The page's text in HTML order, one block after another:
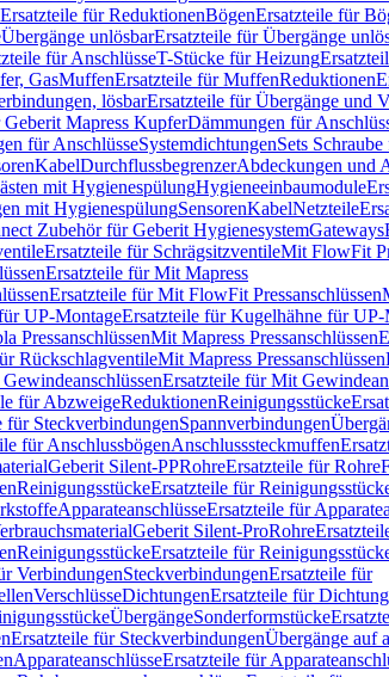
Ersatzteile für ReduktionenBögenErsatzteile für
Übergänge unlösbarErsatzteile für Übergänge
für AnschlüsseT-Stücke für Heizung
GasMuffenErsatzteile für MuffenReduktionen
lösbarErsatzteile für Übergänge und
Mapress KupferDämmungen für
für AnschlüsseSystemdichtungenSets
KabelDurchflussbegrenzerAbdeckungen und
mit HygienespülungHygieneeinbaumodule
mit HygienespülungSensorenKabelNetzteile
Zubehör für Geberit HygienesystemGateways
Ersatzteile für SchrägsitzventileMit FlowFit
Ersatzteile für Mit Mapress
Ersatzteile für Mit FlowFit Pressanschlüssen
UP-MontageErsatzteile für Kugelhähne für UP-
PressanschlüssenMit Mapress Pressanschlüssen
RückschlagventileMit Mapress Pressanschlüssen
Ersatzteile für Mit
für AbzweigeReduktionenReinigungsstücke
für SteckverbindungenSpannverbindungen
für AnschlussbögenAnschlusssteckmuffen
Geberit Silent-PPRohreErsatzteile für Rohre
ReinigungsstückeErsatzteile für
ApparateanschlüsseErsatzteile für
Geberit Silent-ProRohre
ReinigungsstückeErsatzteile für
VerbindungenSteckverbindungenErsatzteile für
VerschlüsseDichtungenErsatzteile für
ÜbergängeSonderformstücke
Ersatzteile für SteckverbindungenÜbergänge auf
ApparateanschlüsseErsatzteile für